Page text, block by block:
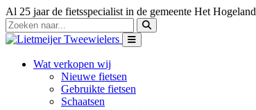
Al 25 jaar de fietsspecialist in de gemeente Het Hogeland
Wat verkopen wij
Nieuwe fietsen
Gebruikte fietsen
Schaatsen